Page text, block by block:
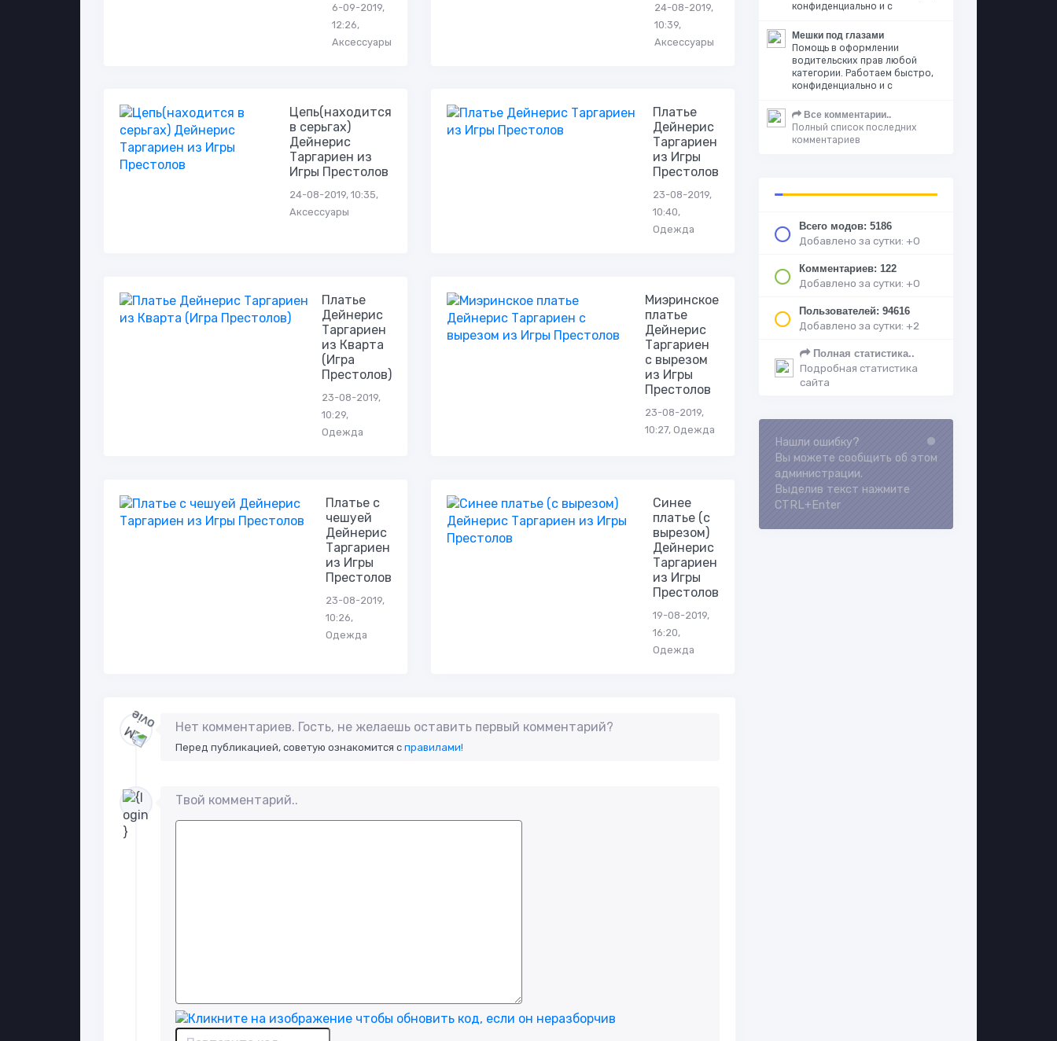
6-09-2019,
12:26,
Аксессуары
24-08-2019,
10:39,
Аксессуары
Цепь(находится
в серьгах)
Дейнерис
Таргариен из
Игры Престолов
24-08-2019, 10:35,
Аксессуары
Платье
Дейнерис
Таргариен
из Игры
Престолов
23-08-2019,
10:40,
Одежда
Платье
Дейнерис
Таргариен
из Кварта
(Игра
Престолов)
23-08-2019,
10:29,
Одежда
Миэринское
платье
Дейнерис
Таргариен
с вырезом
из Игры
Престолов
23-08-2019,
10:27, Одежда
Платье с
чешуей
Дейнерис
Таргариен
из Игры
Престолов
23-08-2019,
10:26,
Одежда
Синее
платье (с
вырезом)
Дейнерис
Таргариен
из Игры
Престолов
19-08-2019,
16:20,
Одежда
Нет комментариев. Гость, не желаешь оставить первый комментарий?
Перед публикацией, советую ознакомится справилами!
Твой комментарий..
конфиденциально и с
Мешки под глазами
Помощь в оформлении
водительских прав любой
категории. Работаем быстро,
конфиденциально и с
Все комментарии..
Полный список последних
комментариев
Всего модов: 5186
Добавлено за сутки: +0
Комментариев: 122
Добавлено за сутки: +0
Пользователей: 94616
Добавлено за сутки: +2
Полная статистика..
Подробная статистика
сайта
Loading...
Нашли ошибку?
Вы можете сообщить об этом
администрации.
Выделив текст нажмите
CTRL+Enter